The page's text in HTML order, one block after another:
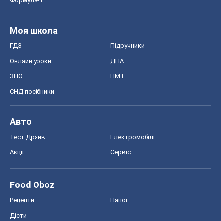
Моя школа
ГДЗ Підручники
Онлайн уроки ДПА
ЗНО НМТ
СНД посібники
Авто
Тест Драйв Електромобілі
Акції Сервіс
Food Oboz
Рецепти Напої
Дієти